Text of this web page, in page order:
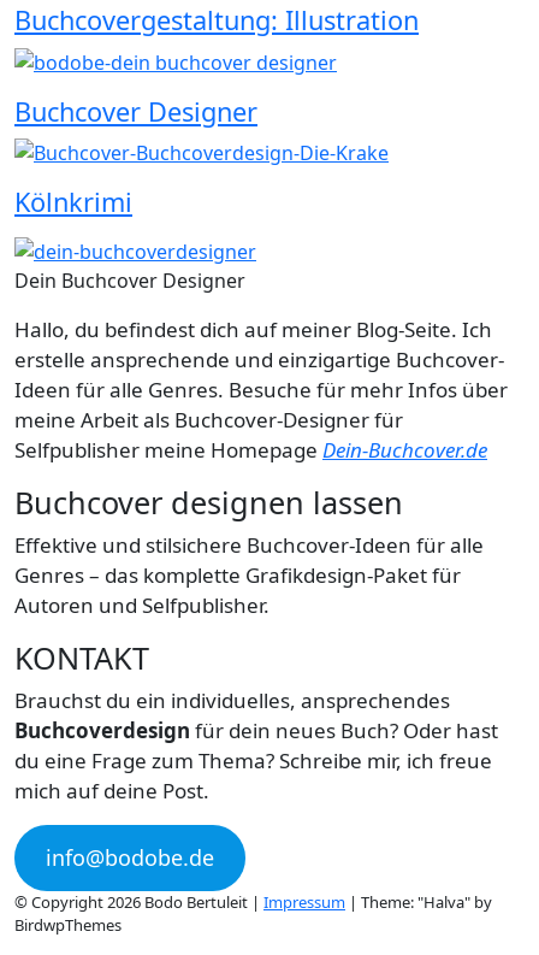
Buchcovergestaltung: Illustration
Buchcover Designer
Kölnkrimi
Dein Buchcover Designer
Hallo, du befindest dich auf meiner Blog-Seite. Ich
erstelle ansprechende und einzigartige Buchcover-
Ideen für alle Genres. Besuche für mehr Infos über
meine Arbeit als Buchcover-Designer für
Selfpublisher meine Homepage Dein-Buchcover.de
Buchcover designen lassen
Effektive und stilsichere Buchcover-Ideen für alle
Genres – das komplette Grafikdesign-Paket für
Autoren und Selfpublisher.
KONTAKT
Brauchst du ein individuelles, ansprechendes
Buchcoverdesign für dein neues Buch? Oder hast
du eine Frage zum Thema? Schreibe mir, ich freue
mich auf deine Post.
info@bodobe.de
© Copyright 2026 Bodo Bertuleit | Impressum | Theme: "Halva" by
BirdwpThemes